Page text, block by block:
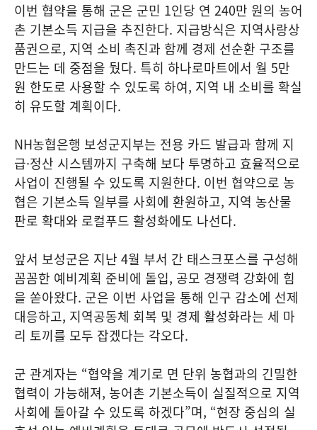
이번 협약을 통해 군은 군민 1인당 연 240만 원의 농어
촌 기본소득 지급을 추진한다. 지급방식은 지역사랑상
품권으로, 지역 소비 촉진과 함께 경제 선순환 구조를
만드는 데 중점을 뒀다. 특히 하나로마트에서 월 5만
원 한도로 사용할 수 있도록 하여, 지역 내 소비를 확실
히 유도할 계획이다.
NH농협은행 보성군지부는 전용 카드 발급과 함께 지
급·정산 시스템까지 구축해 보다 투명하고 효율적으로
사업이 진행될 수 있도록 지원한다. 이번 협약으로 농
협은 기본소득 일부를 사회에 환원하고, 지역 농산물
판로 확대와 로컬푸드 활성화에도 나선다.
앞서 보성군은 지난 4월 부서 간 태스크포스를 구성해
꼼꼼한 예비계획 준비에 돌입, 공모 경쟁력 강화에 힘
을 쏟아왔다. 군은 이번 사업을 통해 인구 감소에 선제
대응하고, 지역공동체 회복 및 경제 활성화라는 세 마
리 토끼를 모두 잡겠다는 각오다.
군 관계자는 “협약을 계기로 면 단위 농협과의 긴밀한
협력이 가능해져, 농어촌 기본소득이 실질적으로 지역
사회에 돌아갈 수 있도록 하겠다”며, “현장 중심의 실